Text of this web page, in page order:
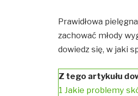
Prawidłowa
zachować młody
dowiedz się, w jaki
Z tego artykułu
1 Jakie problemy